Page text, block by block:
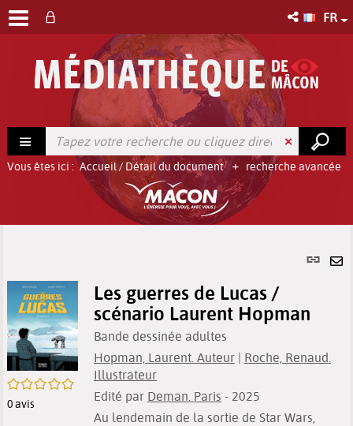
FR
recherche avancée
Vous êtes ici : Accueil/ Détail du document
Lien
/5
0avis
Les guerres de Lucas /
scénario Laurent Hopman
Bande dessinée adultes
Hopman, Laurent. Auteur | Roche, Renaud.
Illustrateur
Edité par Deman. Paris - 2025
Au lendemain de la sortie de Star Wars,